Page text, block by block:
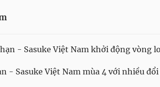
- Sasuke Việt Nam khởi động vòng
- Sasuke Việt Nam mùa 4 với nhiều